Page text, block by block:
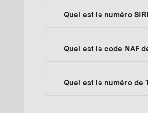
Quel est le numéro
Quel est le code NAF
Quel est le numéro de